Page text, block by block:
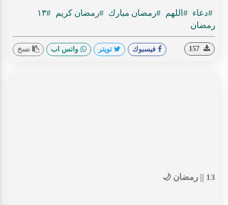
#دعاء #اللهم #رمضان مبارك #رمضان كريم
#١٣
رمضان
فيسبوك تويتر واتس اب نسخ
13 || رمضان 🌙